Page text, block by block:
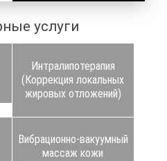
услуги
Интралипотерапия
(Коррекция локальных
жировых отложений)
Вибрационно-вакуумный
массаж кожи